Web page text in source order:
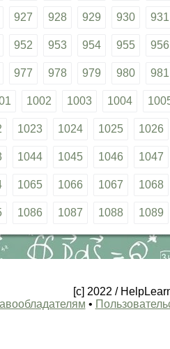
927 928 929 930 931
952 953 954 955 956
977 978 979 980 981
1002 1003 1004
1023 1024 1025 1026
1044 1045 1046 1047
1065 1066 1067 1068
1086 1087 1088 1089
[c] 2022 /
•